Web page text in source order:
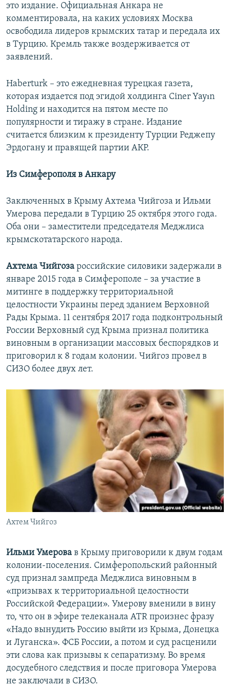
это издание. Официальная Анкара не
комментировала, на каких условиях Москва
освободила лидеров крымских татар и передала их
в Турцию. Кремль также воздерживается от
заявлений.
Haberturk – это ежедневная турецкая газета,
которая издается под эгидой холдинга Ciner Yayın
Holding и находится на пятом месте по
популярности и тиражу в стране. Издание
считается близким к президенту Турции Реджепу
Эрдогану и правящей партии АКР.
Из Симферополя в Анкару
Заключенных в Крыму Ахтема Чийгоза и Ильми
Умерова передали в Турцию 25 октября этого года.
Оба они – заместители председателя Меджлиса
крымскотатарского народа.
Ахтема Чийгоза российские силовики задержали в
январе 2015 года в Симферополе – за участие в
митинге в поддержку территориальной
целостности Украины перед зданием Верховной
Рады Крыма. 11 сентября 2017 года подконтрольный
России Верховный суд Крыма признал политика
виновным в организации массовых беспорядков и
приговорил к 8 годам колонии. Чийгоз провел в
СИЗО более двух лет.
Ахтем Чийгоз
Ильми Умерова ​в Крыму приговорили к двум годам
колонии-поселения. ​Симферопольский районный
суд признал зампреда Меджлиса виновным в
«призывах к территориальной целостности
Российской Федерации». Умерову вменили в вину
то, что он в эфире телеканала ATR произнес фразу
«Надо вынудить Россию выйти из Крыма, Донецка
и Луганска». ФСБ России, а потом и суд расценили
эти слова как призывы к сепаратизму. Во время
досудебного следствия и после приговора Умерова
не заключали в СИЗО.